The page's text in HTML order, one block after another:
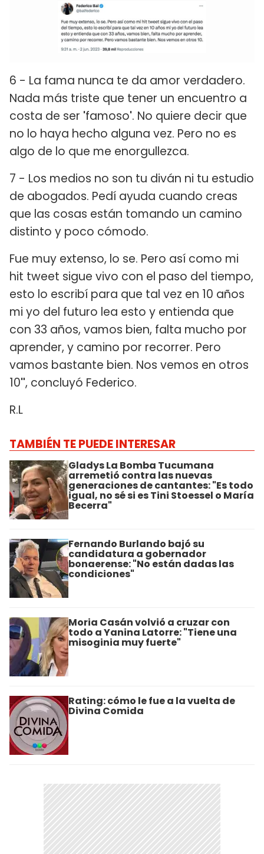
6 - La fama nunca te da amor verdadero.
Nada más triste que tener un encuentro a
costa de ser 'famoso'. No quiere decir que
no lo haya hecho alguna vez. Pero no es
algo de lo que me enorgullezca.
7 - Los medios no son tu diván ni tu estudio
de abogados. Pedí ayuda cuando creas
que las cosas están tomando un camino
distinto y poco cómodo.
Fue muy extenso, lo se. Pero así como mi
hit tweet sigue vivo con el paso del tiempo,
esto lo escribí para que tal vez en 10 años
mi yo del futuro lea esto y entienda que
con 33 años, vamos bien, falta mucho por
aprender, y camino por recorrer. Pero
vamos bastante bien. Nos vemos en otros
10", concluyó Federico.
R.L
TAMBIÉN TE PUEDE INTERESAR
Gladys La Bomba Tucumana
arremetió contra las nuevas
generaciones de cantantes: "Es todo
igual, no sé si es Tini Stoessel o María
Becerra"
Fernando Burlando bajó su
candidatura a gobernador
bonaerense: "No están dadas las
condiciones"
Moria Casán volvió a cruzar con
todo a Yanina Latorre: "Tiene una
misoginia muy fuerte"
Rating: cómo le fue a la vuelta de
Divina Comida